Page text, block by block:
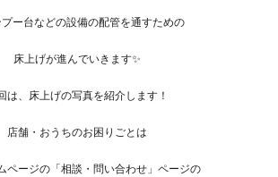
プー台などの設備の配管を通すための
床上げが進んでいきます✨
は、床上げの写真を紹介します！
店舗・おうちのお困りごとは
ページの「相談・問い合わせ」ページの